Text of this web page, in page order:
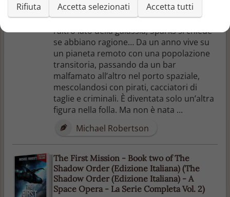
Dicono che non si possa sfuggire al
proprio passato, e ora che ha raggiunto
l’altro lato della galassia, Sparks si chiede
se abbiano ragione… Da un anno vive su
un pianeta remoto con una popolazione
transitoria, passando da un bar
malfamato all’altro nel porto spaziale,
mescolandosi con pirati, cacciatori di
taglie e criminali. È diventata solo un’altra
figura nella folla. Ma non è nata ...
Michael Robertson
The First Mission - Book two of The
Shadow Order (Edizione Italiana) (The
Shadow Order (Edizione Italiana) - A
Space Opera - La Serie Completa Vol. 2)
Rifiuta Accetta selezionati Accetta tutti